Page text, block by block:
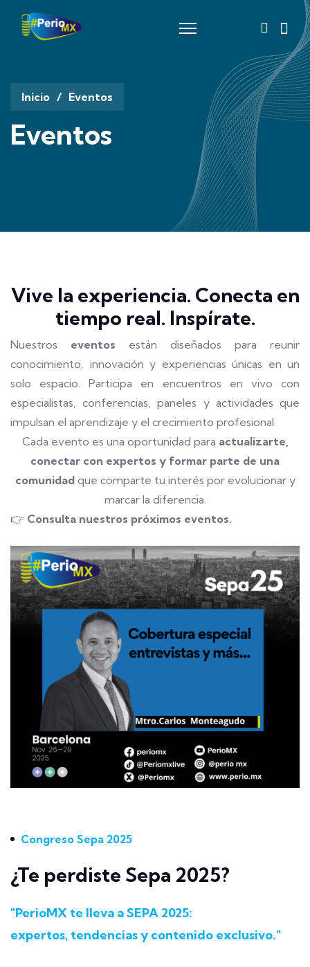
fas
glass
Eventos
Inicio Eventos
Vive la experiencia. Conecta en
tiempo real. Inspírate.
Nuestros eventos están diseñados para reunir
conocimiento, innovación y experiencias únicas en un
solo espacio. Participa en encuentros en vivo con
especialistas, conferencias, paneles y actividades que
impulsan el aprendizaje y el crecimiento profesional.
Cada evento es una oportunidad para actualizarte,
conectar con expertos y formar parte de una
comunidadque comparte tu interés por evolucionar y
marcar la diferencia.
👉 Consulta nuestros próximos eventos.
Congreso Sepa 2025
¿Te perdiste Sepa 2025?
"PerioMX te lleva a SEPA 2025:
expertos, tendencias y contenido exclusivo."